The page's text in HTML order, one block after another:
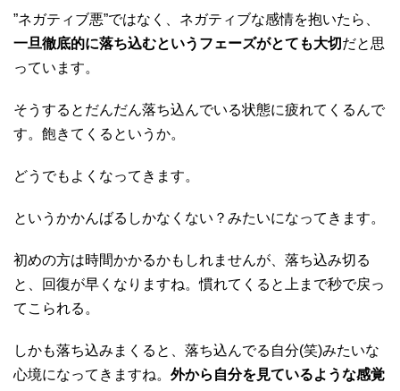
”ネガティブ悪”ではなく、ネガティブな感情を抱いたら、
一旦徹底的に落ち込むというフェーズがとても大切だと思
っています。
そうするとだんだん落ち込んでいる状態に疲れてくるんで
す。飽きてくるというか。
どうでもよくなってきます。
というかかんばるしかなくない？みたいになってきます。
初めの方は時間かかるかもしれませんが、落ち込み切る
と、回復が早くなりますね。慣れてくると上まで秒で戻っ
てこられる。
しかも落ち込みまくると、落ち込んでる自分(笑)みたいな
心境になってきますね。 外から自分を見ているような感覚